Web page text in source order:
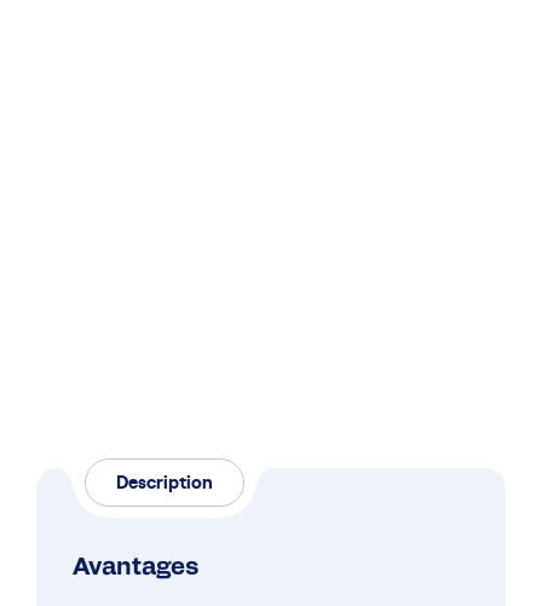
Description
Avantages